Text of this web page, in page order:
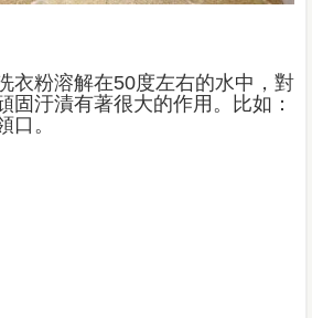
衣粉溶解在50度左右的水中，對
固汙漬有著很大的作用。比如：
口。